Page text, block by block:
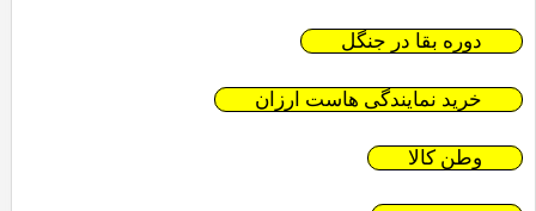
دوره بقا در جنگل
خرید نمایندگی هاست ارزان
وطن کالا